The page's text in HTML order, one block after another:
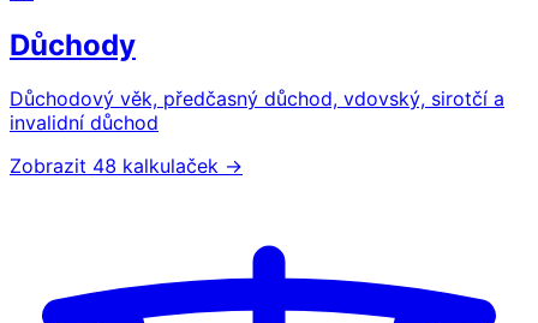
Důchody
Důchodový věk, předčasný důchod, vdovský, sirotčí a
invalidní důchod
Zobrazit 48 kalkulaček →